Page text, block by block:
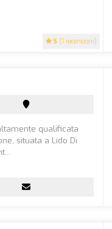
5 (1 recensioni)
qualificata
situata a Lido Di